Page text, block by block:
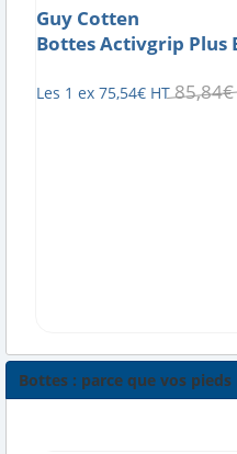
Guy Cotten
Bottes Activgrip Plus
Les 1 ex 75,54€ HT 85,84€
Bottes : parce que vos